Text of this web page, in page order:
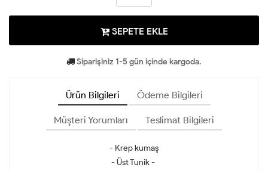
SEPETE EKLE
Siparişiniz 1-5 gün içinde kargoda.
Ürün Bilgileri Ödeme Bilgileri
Müşteri Yorumları Teslimat Bilgileri
- Krep kumaş
- Üst Tunik -